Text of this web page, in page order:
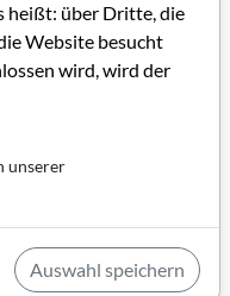
heißt: über Dritte, die
Website besucht
wird, wird der
unserer
Auswahl speichern